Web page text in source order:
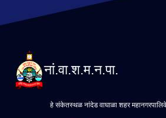
नां.वा.श.म.न.पा.
हे संकेतस्थळ नांदेड वाघाळा शहर